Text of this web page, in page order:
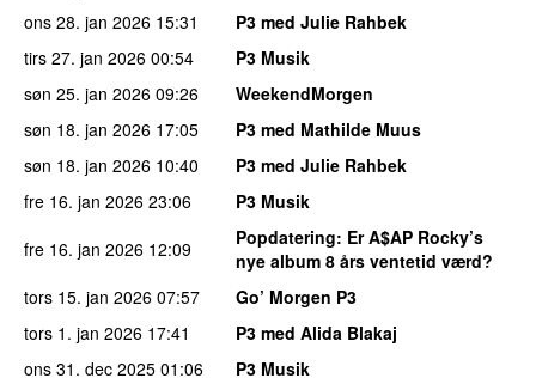
ons 28. jan 2026 15:31
P3 med Julie Rahbek
tirs 27. jan 2026 00:54
P3 Musik
søn 25. jan 2026 09:26
WeekendMorgen
søn 18. jan 2026 17:05
P3 med Mathilde Muus
søn 18. jan 2026 10:40
P3 med Julie Rahbek
fre 16. jan 2026 23:06
P3 Musik
fre 16. jan 2026 12:09 Popdatering: Er A$AP Rocky’s
nye album 8 års ventetid værd?
tors 15. jan 2026 07:57
Go’ Morgen P3
tors 1. jan 2026 17:41
P3 med Alida Blakaj
ons 31. dec 2025 01:06 P3 Musik